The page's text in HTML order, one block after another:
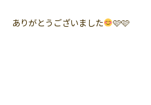
ありがとうございました 🩷🩷